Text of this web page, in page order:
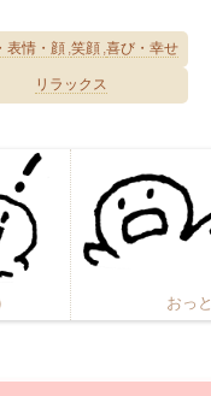
表情・顔 笑顔 喜び・幸せ
リラックス
おっと